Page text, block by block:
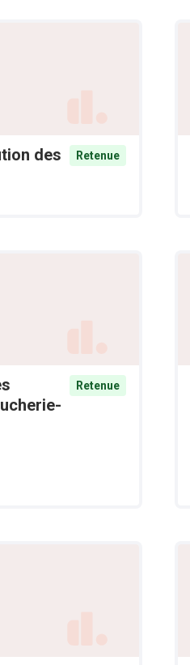
des
Retenue
Retenue